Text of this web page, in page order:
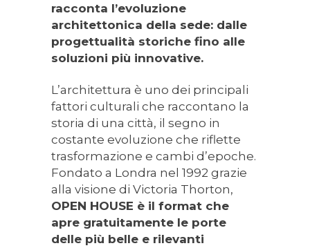
racconta l’evoluzione
architettonica della sede: dalle
progettualità storiche fino alle
soluzioni più innovative.
L’architettura è uno dei principali
fattori culturali che raccontano la
storia di una città, il segno in
costante evoluzione che riflette
trasformazione e cambi d’epoche.
Fondato a Londra nel 1992 grazie
alla visione di Victoria Thorton,
OPEN HOUSE è il format che
apre gratuitamente le porte
delle più belle e rilevanti